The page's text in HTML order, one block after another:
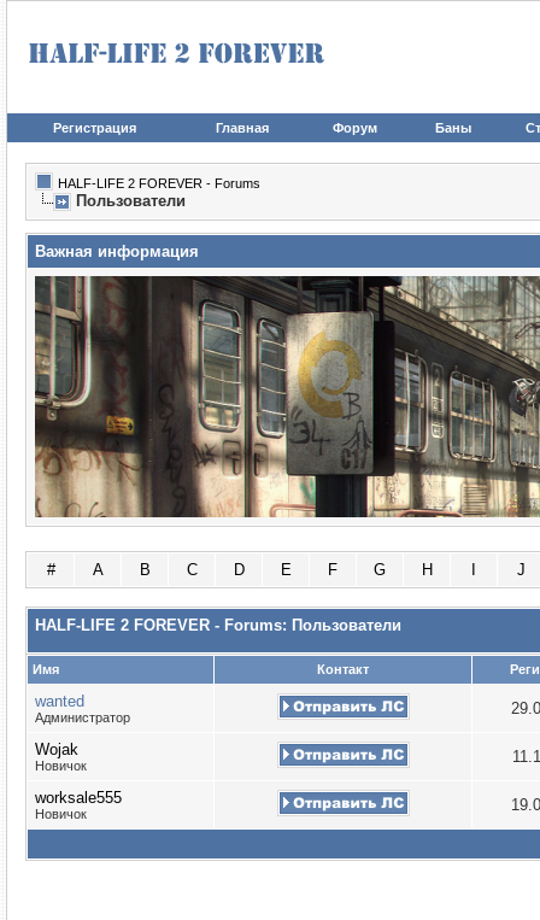
Регистрация Главная Форум Баны
HALF-LIFE 2 FOREVER - Forums
Пользователи
Важная информация
# A B C D E F G H J
HALF-LIFE 2 FOREVER - Forums: Пользователи
Имя Контакт
wanted
Администратор
Wojak
Новичок
worksale555
Новичок